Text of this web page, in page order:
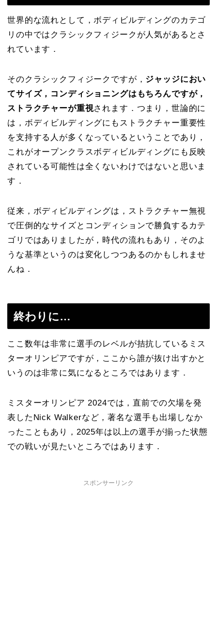
世界的な流れとして，ボディビルディングのカテゴ
リの中ではクラシックフィジークが人気があるとさ
れています．
そのクラシックフィジークですが， ジャッジにおい
てサイズ，コンディショニングはもちろんですが，
ストラクチャーが重視されます．つまり，世論的に
は，ボディビルディングにもストラクチャー重要性
を支持する人が多くなっているということであり，
これがオープンクラスボディビルディングにも反映
されている可能性は全くないわけではないと思いま
す．
従来，ボディビルディングは，ストラクチャー無視
で圧倒的なサイズとコンディションで勝負するカテ
ゴリではありましたが，時代の流れもあり，そのよ
うな基準というのは変化しつつあるのかもしれませ
んね．
終わりに…
ここ数年は非常に選手のレベルが拮抗しているミス
ターオリンピアですが，ここから誰が抜け出すかと
いうのは非常に気になるところではあります．
ミスターオリンピア 2024では，直前での欠場を発
表したNick Walkerなど，著名な選手も出場しなか
ったこともあり，2025年は以上の選手が揃った状態
での戦いが見たいところではあります．
スポンサーリンク